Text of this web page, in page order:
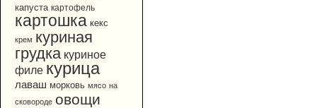
капуста картофель
картошка кекс
крем куриная
грудка куриное
филе курица
лаваш морковь мясо на
сковороде овощи